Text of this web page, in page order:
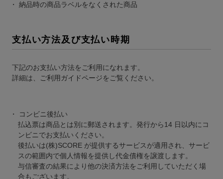
納品時の商品ラベルをなくされた商品
支払い方法及び支払い時期
下記のお支払い方法をご利用になれます。
詳細は、
ご利用ガイドページをご覧ください。
コンビニ後払い
払込票は商品とは別に郵送されます。発行から14 日以内にコ
ンビニでお支払いください。
後払いは(株)SCORE が提供するサービスが適用され、サービ
スの範囲内で個人情報を提供し代金債権を譲渡します。
与信審査の結果により他の決済方法をご利用していただく場
合もございます。